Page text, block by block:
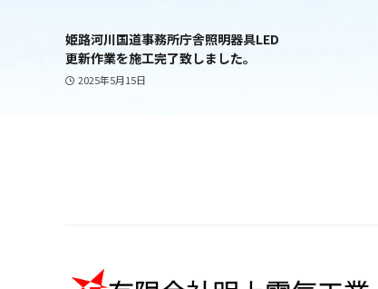
姫路河川国道事務所庁舎照明器具LED
更新作業を施工完了致しました。
2025年5月15日